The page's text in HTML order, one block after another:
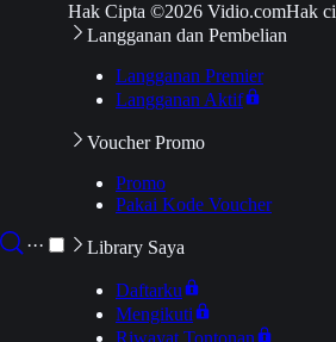
···
Hak Cipta ©2026 Vidio.comHak
Langganan dan Pembelian
Langganan Premier
Langganan Aktif
Voucher Promo
Promo
Pakai Kode Voucher
Library Saya
Daftarku
Mengikuti
Riwayat Tontonan